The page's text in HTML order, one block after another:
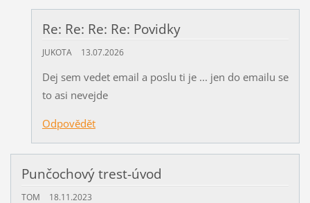
Re: Re: Re: Re: Povidky
JUKOTA 13.07.2026
Dej sem vedet email a poslu ti je ... jen do emailu se
to asi nevejde
Odpovědět
Punčochový trest-úvod
TOM 18.11.2023